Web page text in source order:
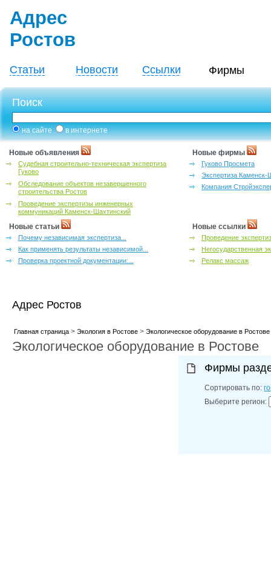
Адрес
Ростов
Статьи Новости Ссылки Фирмы
Поиск
на сайте в интернете
Новые объявления
Судебная строительно-техническая экспертиза
Гуково
Обследование объектов незавершенного
строительства Ростов
Проведение экспертизы инженерных
коммуникаций Каменск-Шахтинский
Новые фирмы
Гуково Просмета
Экспертиза Каменск-
Компания
Новые статьи
Почему независимая экспертиза...
Как применять результаты независимой...
Проверка проектной документации:...
Новые ссылки
Проведение
Негосударственная
Релакс массаж
Адрес Ростов
Главная страница> Экология в Ростове> Экологическое оборудование в Ростове
Экологическое оборудование в Ростове
Фирмы
Сортировать по:
Выберите регион: